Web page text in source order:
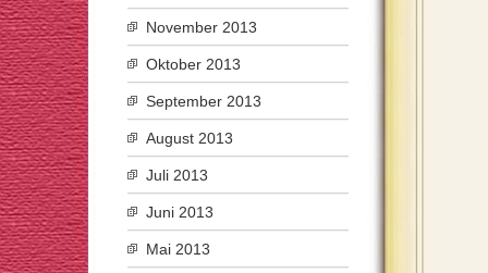
November 2013
Oktober 2013
September 2013
August 2013
Juli 2013
Juni 2013
Mai 2013